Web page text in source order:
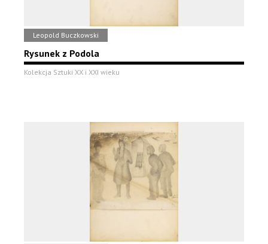
Leopold Buczkowski
Rysunek z Podola
Kolekcja Sztuki XX i XXI wieku